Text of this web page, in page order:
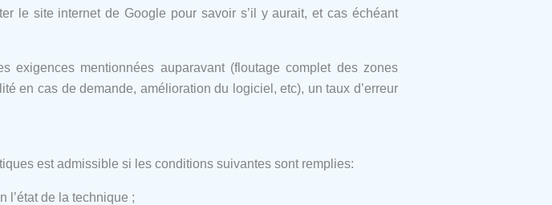
le site internet de Google pour savoir s’il y aurait, et cas échéant
exigences mentionnées auparavant (floutage complet des zones
en cas de demande, amélioration du logiciel, etc), un taux d’erreur
est admissible si les conditions suivantes sont remplies:
l’état de la technique ;